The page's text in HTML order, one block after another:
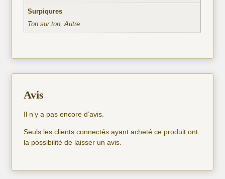
Surpiqures
Ton sur ton, Autre
Avis
Il n’y a pas encore d’avis.
Seuls les clients connectés ayant acheté ce produit ont
la possibilité de laisser un avis.